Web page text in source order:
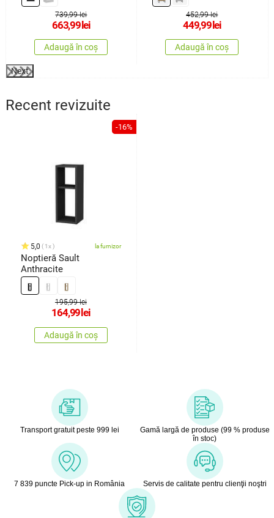
739,99 lei
663,99lei
Adaugă în coș
452,99 lei
449,99lei
Adaugă în coș
Next
Recent revizuite
-16%
5,0 1x la furnizor
Noptieră Sault
Anthracite
195,99 lei
164,99 lei
Adaugă în coș
Transport gratuit peste 999 lei
Gamă largă de produse (99 % produse
în stoc)
7 839 puncte Pick-up in România Servis de calitate pentru clienţii noştri